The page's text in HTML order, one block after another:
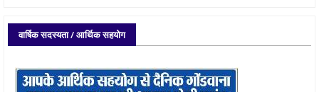
वार्षिक सदस्यता / आर्थिक सहयोग